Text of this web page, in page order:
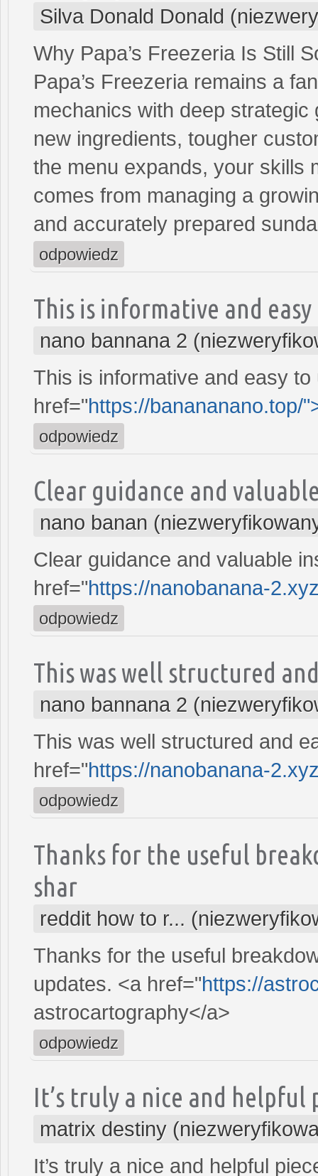
Silva Donald Donald
Why Papa’s Freezeria Is Still
Papa’s Freezeria remains a
mechanics with deep
new ingredients, tougher
the menu expands, your skills
comes from managing a
and accurately prepared
odpowiedz
This is informative and
nano bannana 2
This is informative and easy
href="https://banananano.top/
odpowiedz
Clear guidance and
nano banan
Clear guidance and valuable
href="https://nanobanana-
odpowiedz
This was well structured
nano bannana 2
This was well structured and
href="https://nanobanana-
odpowiedz
Thanks for the useful
shar
reddit how to r...
Thanks for the useful
updates. <a href="https://
astrocartography</a>
odpowiedz
It’s truly a nice and helpful
matrix destiny
It’s truly a nice and helpful